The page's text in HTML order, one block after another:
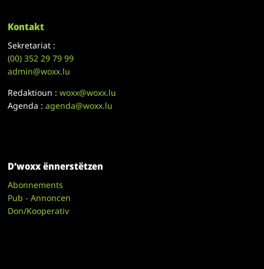
Kontakt
Sekretariat :
(00)352 29 79 99
admin@woxx.lu
Redaktioun :woxx@woxx.lu
Agenda :agenda@woxx.lu
D’woxx ënnerstëtzen
Abonnements
Pub - Annoncen
Don/Kooperativ